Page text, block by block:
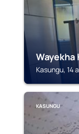
Wayekha
Kasungu, 14
KASUNGU